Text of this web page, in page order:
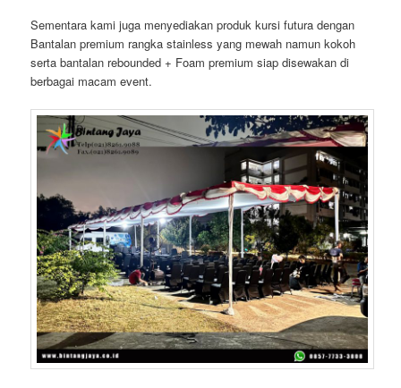
Sementara kami juga menyediakan produk kursi futura dengan
Bantalan premium rangka stainless yang mewah namun kokoh
serta bantalan rebounded + Foam premium siap disewakan di
berbagai macam event.